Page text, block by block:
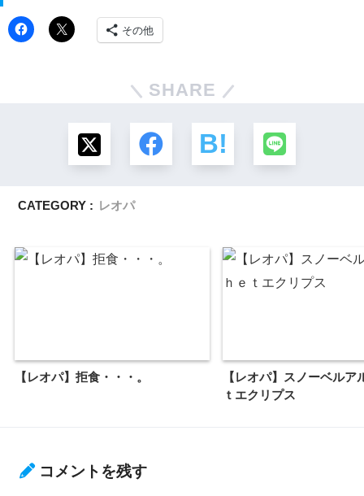
その他
SHARE
CATEGORY : レオパ
【レオパ】拒食・・・。
【レオパ】スノーベルア
ｔエクリプス
コメントを残す